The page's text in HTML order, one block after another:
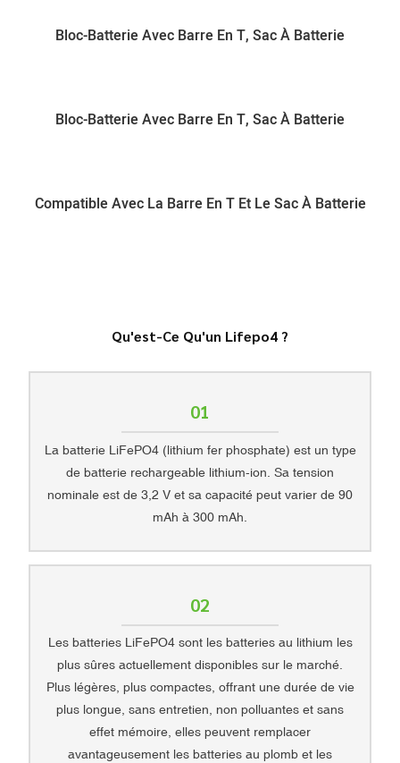
Bloc-Batterie Avec Barre En T, Sac À Batterie
Bloc-Batterie Avec Barre En T, Sac À Batterie
Compatible Avec La Barre En T Et Le Sac À Batterie
Qu'est-Ce Qu'un Lifepo4 ?
01
La batterie LiFePO4 (lithium fer phosphate) est un type
de batterie rechargeable lithium-ion. Sa tension
nominale est de 3,2 V et sa capacité peut varier de 90
mAh à 300 mAh.
02
Les batteries LiFePO4 sont les batteries au lithium les
plus sûres actuellement disponibles sur le marché.
Plus légères, plus compactes, offrant une durée de vie
plus longue, sans entretien, non polluantes et sans
effet mémoire, elles peuvent remplacer
avantageusement les batteries au plomb et les